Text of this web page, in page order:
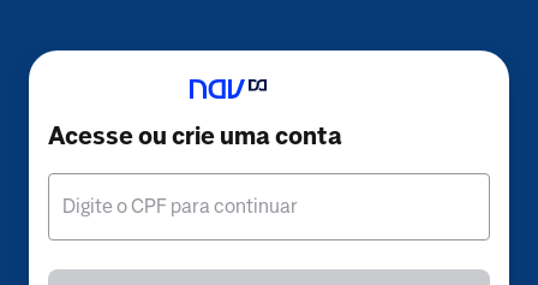
Acesse ou crie uma conta
Digite o CPF para continuar